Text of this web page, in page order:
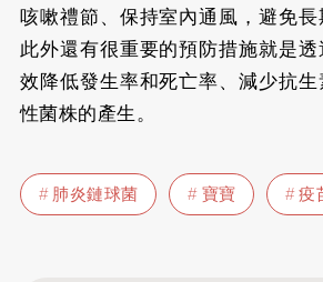
咳嗽禮節、保持室內通風，避免長
此外還有很重要的預防措施就是
效降低發生率和死亡率、減少抗
性菌株的產生。
肺炎鏈球菌 寶寶 疫